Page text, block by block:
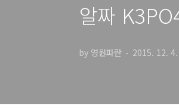
알짜
by 영원파란 2015. 12. 4.